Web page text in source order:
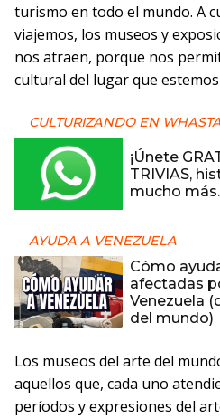
turismo en todo el mundo. A
viajemos, los museos y
nos atraen, porque nos
cultural del lugar que
CULTURIZANDO EN
¡Únete
TRIVIAS,
mucho más.
AYUDA A VENEZUELA
Cómo
afectadas
Venezuela
del mundo)
Los museos del arte del
aquellos que, cada uno
períodos y expresiones del